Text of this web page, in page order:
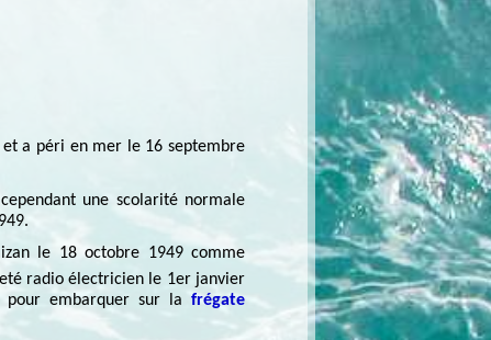
a péri en mer le 16 septembre
une scolarité normale
le 18 octobre 1949 comme
radio électricien le 1er janvier
embarquer sur la frégate